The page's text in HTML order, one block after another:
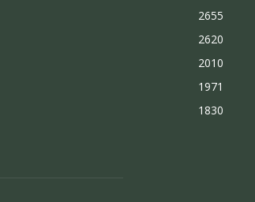
2655
2620
2010
1971
1830